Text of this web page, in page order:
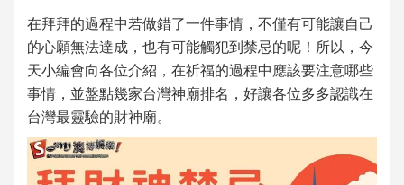
在拜拜的過程中若做錯了一件事情，不僅有可能讓自己
的心願無法達成，也有可能觸犯到禁忌的呢！所以，今
天小編會向各位介紹，在祈福的過程中應該要注意哪些
事情，並盤點幾家台灣神廟排名 ，好讓各位多多認識在
台灣最靈驗的財神廟。